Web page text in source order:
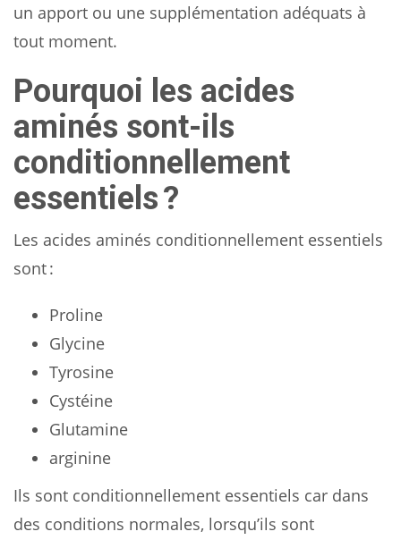
un apport ou une supplémentation adéquats à
tout moment.
Pourquoi les acides
aminés sont-ils
conditionnellement
essentiels ?
Les acides aminés conditionnellement essentiels
sont :
Proline
Glycine
Tyrosine
Cystéine
Glutamine
arginine
Ils sont conditionnellement essentiels car dans
des conditions normales, lorsqu’ils sont